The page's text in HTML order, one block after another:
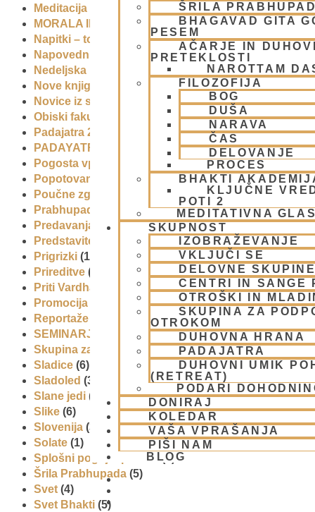
ŠRILA
BHAGAVAD GITA
PESEM
AČARJE IN
PRETEKLOSTI
NAROTTAM
FILOZOFIJA
BOG
DUŠA
NARAVA
ČAS
DELOVANJE
PROCES
BHAKTI
KLJUČNE
POTI 2
MEDITATIVNA
SKUPNOST
IZOBRAŽEVANJE
VKLJUČI SE
DELOVNE
CENTRI IN SANGE
OTROŠKI IN
SKUPINA ZA
OTROKOM
DUHOVNA HRANA
PADAJATRA
DUHOVNI UMIK
(RETREAT)
PODARI
DONIRAJ
KOLEDAR
VAŠA VPRAŠANJA
PIŠI NAM
BLOG
Meditacija
MORALA IN ETIKA
(5)
Napitki – topli
Napovednik
Nedeljska predavanja in festivali
(1)
Nove knjige
Novice iz skupnosti
Obiski fakultete – šole
Padajatra 2008
PADAYATRA
Pogosta vprašanja
Popotovanja
Poučne zgodbe in nauki
(8)
Prabhupadovi učenci in ostali(3)
Predavanja
(2)
Predstavitev
Prigrizki (1)
Prireditve (7)
Priti Vardhana das
(1)
Promocija in izobrazevanje(3)
Reportaže
SEMINARJI IN TEČAJ (5)
Skupina za podporo družinam in otrokom (CPT)(1)
Sladice (6)
Sladoled (3)
Slane jedi (2)
Slike (6)
Slovenija (30)
Solate (1)
Splošni pogoji uporabe(1)
Šrila Prabhupada (5)
Svet (4)
Svet Bhakti (5)